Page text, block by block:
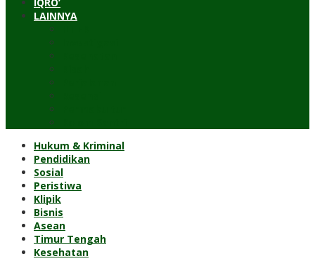
LAINNYA
Hukum & Kriminal
Pendidikan
Sosial
Peristiwa
Klipik
Bisnis
Asean
Timur Tengah
Kesehatan